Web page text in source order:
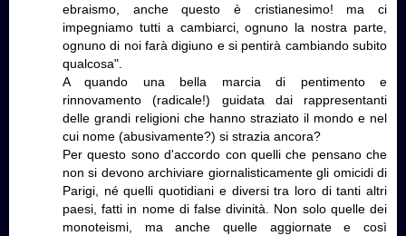
ebraismo, anche questo è cristianesimo! ma ci
impegniamo tutti a cambiarci, ognuno la nostra parte,
ognuno di noi farà digiuno e si pentirà cambiando subito
qualcosa".
A quando una bella marcia di pentimento e
rinnovamento (radicale!) guidata dai rappresentanti
delle grandi religioni che hanno straziato il mondo e nel
cui nome (abusivamente?) si strazia ancora?
Per questo sono d'accordo con quelli che pensano che
non si devono archiviare giornalisticamente gli omicidi di
Parigi, né quelli quotidiani e diversi tra loro di tanti altri
paesi, fatti in nome di false divinità. Non solo quelle dei
monoteismi, ma anche quelle aggiornate e così